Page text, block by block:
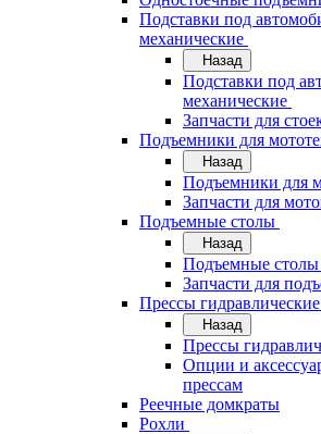
Подставки под
механические
Назад
Подставки под
механические
Запчасти для
Подъемники для
Назад
Подъемники для
Запчасти для
Подъемные столы
Назад
Подъемные столы
Запчасти для
Прессы гидравлические
Назад
Прессы
Опции и
прессам
Реечные домкраты
Рохли